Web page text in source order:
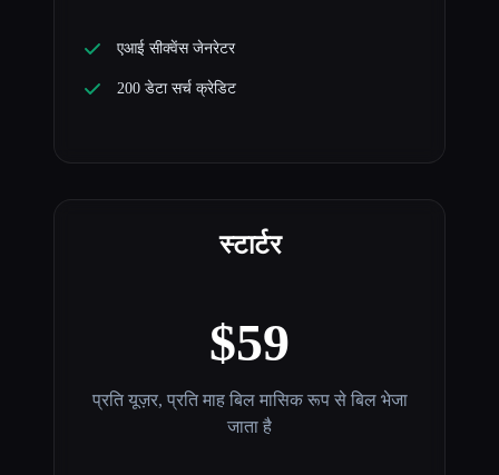
एआई सीक्वेंस जेनरेटर
200 डेटा सर्च क्रेडिट
स्टार्टर
$59
प्रति यूज़र, प्रति माह बिल मासिक रूप से बिल भेजा
जाता है